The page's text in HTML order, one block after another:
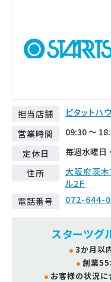
担当店舗
ピタットハ
営業時間
09:30 ～
定休日
毎週水曜日
住所
大阪府茨
ル2Ｆ
電話番号
072-644-
スターツグ
3か月以
創業55
お客様の状況